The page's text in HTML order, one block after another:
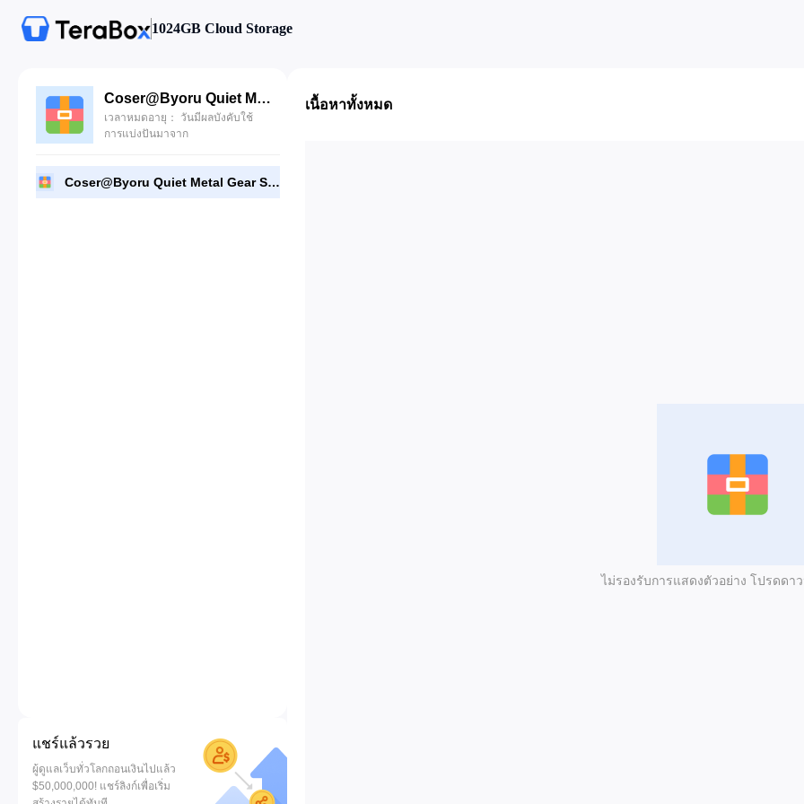
1024GB Cloud Storage
Coser@Byoru Quiet Metal Gear Solid.rar
เวลาหมดอายุ： วันมีผลบังคับใช้
การแบ่งปันมาจาก
Coser@Byoru Quiet Metal Gear Solid.rar
แชร์แล้วรวย
ผู้ดูแลเว็บทั่วโลกถอนเงินไปแล้ว
$50,000,000! แชร์ลิงก์เพื่อเริ่ม
เนื้อหาทั้งหมด
ไม่รองรับการแสดงตัวอย่าง โปรดดา